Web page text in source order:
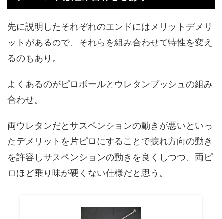
先に説明したそれぞれのエンドにはメリットデメリ
ットがあるので、それらを組み合わせて特性を変え
るのもあり。
よくあるのがピロボールとウレタンブッシュの組み
合わせ。
両ウレタンだとサスペンションの動きが悪いといっ
たデメリットを片ピロにすることで捩れ方向の動き
を許容しサスペンションの動きを良くしつつ、両ピ
ロほど乗り味が硬くない仕様だと思う。